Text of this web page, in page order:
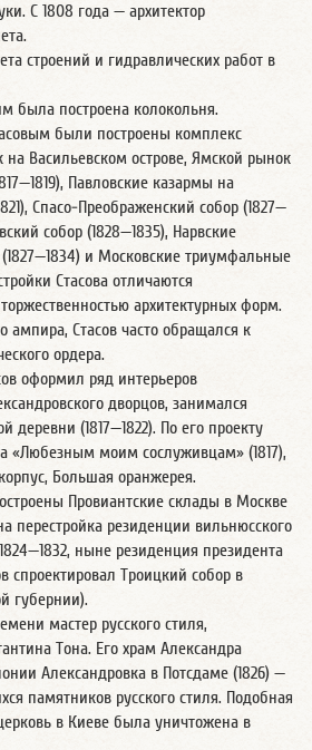
С 1808 года — архитектор
строений и гидравлических работ в
была построена колокольня.
были построены комплекс
Васильевском острове, Ямской рынок
Павловские казармы на
Спасо-Преображенский собор (1827—
собор (1828—1835), Нарвские
и Московские триумфальные
Стасова отличаются
архитектурных форм.
ампира, Стасов часто обращался к
ордера.
оформил ряд интерьеров
дворцов, занимался
деревни (1817—1822). По его проекту
«Любезным моим сослуживцам» (1817),
Большая оранжерея.
Провиантские склады в Москве
перестройка резиденции вильнюсского
ныне резиденция президента
спроектировал Троицкий собор в
губернии).
мастер русского стиля,
Тона. Его храм Александра
Александровка в Потсдаме (1826) —
памятников русского стиля. Подобная
в Киеве была уничтожена в